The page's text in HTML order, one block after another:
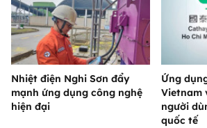
Nhiệt điện Nghi Sơn đẩy
mạnh ứng dụng công nghệ
hiện đại
Ứng
Vietnam
người
quốc tế